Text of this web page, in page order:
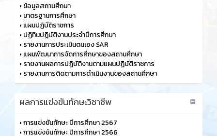
• ข้อมูลสถานศึกษา
• มาตรฐานการศึกษา
• แผนปฏิบัติราชการ
• ปฏิทินปฏฺิบัติงานประจำปีการศึกษา
• รายงานการประเมินตนเอง SAR
• แผนพัฒนาการจัดการศึกษาของสถานศึกษา
• รายงานผลการปฏิบัติงานตามแผนปฏิบัติราชการ
• รายงานการติดตามการดำเนินงานของสถานศึกษา
ผลการแข่งขันทักษะวิชาชีพ
•การแข่งขันทักษะ ปีการศึกษา 2567
•การแข่งขันทักษะ ปีการศึกษา 2566